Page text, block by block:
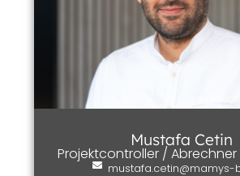
Mustafa Cetin
Projektcontroller / Abrechner
mustafa.cetin@mamys-